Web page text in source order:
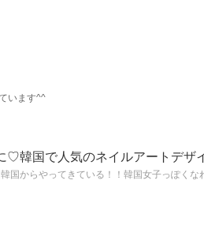
います^^
♡韓国で人気のネイルアートデザ
国からやってきている！！韓国女子っぽく